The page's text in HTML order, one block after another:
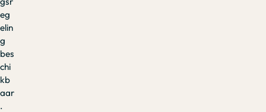
eg
elin
g
bes
chi
kb
aar
.